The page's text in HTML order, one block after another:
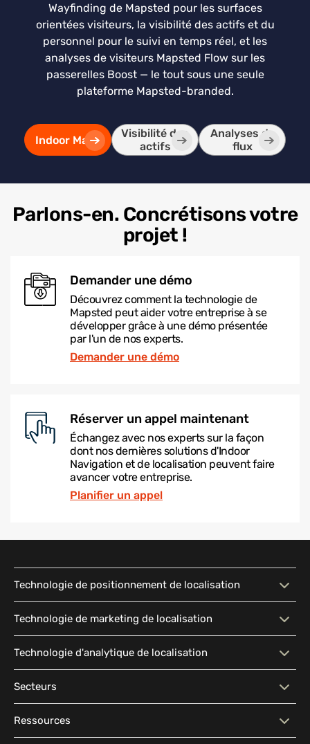
Wayfinding de Mapsted pour les surfaces
orientées visiteurs, la visibilité des actifs et du
personnel pour le suivi en temps réel, et les
analyses de visiteurs Mapsted Flow sur les
passerelles Boost — le tout sous une seule
plateforme Mapsted-branded.
Indoor Maps
Visibilité des
actifs
Analyses de
flux
Parlons-en. Concrétisons votre
projet !
Demander une démo
Découvrez comment la technologie de
Mapsted peut aider votre entreprise à se
développer grâce à une démo présentée
par l'un de nos experts.
Demander une démo
Réserver un appel maintenant
Échangez avec nos experts sur la façon
dont nos dernières solutions d'Indoor
Navigation et de localisation peuvent faire
avancer votre entreprise.
Planifier un appel
Technologie de positionnement de localisation
Technologie de
positionnement de
localisation
Carte interactive
Wayfinding
Partage de localisation
Technologie de marketing de localisation
Technologie de marketing de
localisation
Messagerie contextuelle
Segmentation d'audience
Logiciel CRM marketing
Technologie d'analytique de localisation
Technologie d'analytique de
Visualisation des modèles
Secteurs
Secteurs
Ressources